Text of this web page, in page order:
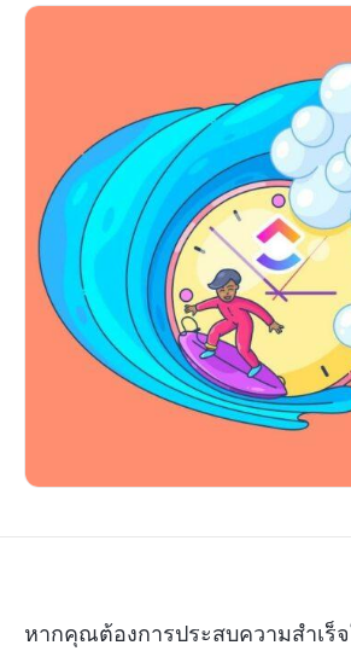
หากคุณต้องการประสบความสำเร็